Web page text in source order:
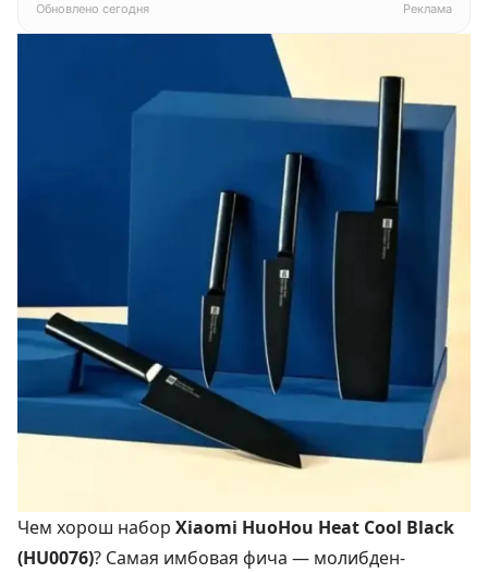
Обновлено сегодня Реклама
Чем хорош набор Xiaomi HuoHou Heat Cool Black
(HU0076)? Самая имбовая фича — молибден-